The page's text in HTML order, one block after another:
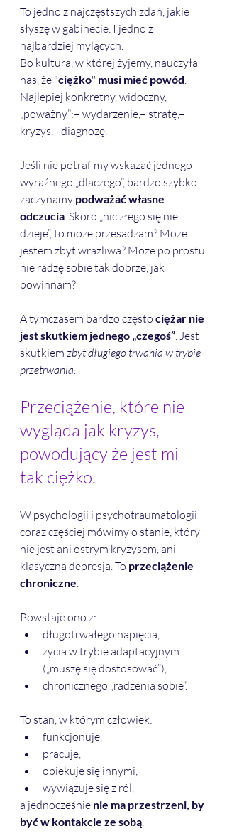
To jedno z najczęstszych zdań, jakie
słyszę w gabinecie. I jedno z
najbardziej mylących.
Bo kultura, w której żyjemy, nauczyła
nas, że "ciężko" musi mieć powód.
Najlepiej konkretny, widoczny,
„poważny”:– wydarzenie,– stratę,–
kryzys,– diagnozę.
Jeśli nie potrafimy wskazać jednego
wyraźnego „dlaczego”, bardzo szybko
zaczynamy podważać własne
odczucia. Skoro „nic złego się nie
dzieje”, to może przesadzam? Może
jestem zbyt wrażliwa? Może po prostu
nie radzę sobie tak dobrze, jak
powinnam?
A tymczasem bardzo często ciężar nie
jest skutkiem jednego „czegoś”. Jest
skutkiem zbyt długiego trwania w trybie
przetrwania.
Przeciążenie, które nie
wygląda jak kryzys,
powodujący że jest mi
tak ciężko.
W psychologii i psychotraumatologii
coraz częściej mówimy o stanie, który
nie jest ani ostrym kryzysem, ani
klasyczną depresją. To przeciążenie
chroniczne.
Powstaje ono z:
długotrwałego napięcia,
życia w trybie adaptacyjnym
(„muszę się dostosować”),
chronicznego „radzenia sobie”.
To stan, w którym człowiek:
funkcjonuje,
pracuje,
opiekuje się innymi,
wywiązuje się z ról,
a jednocześnie nie ma przestrzeni, by
być w kontakcie ze sobą.